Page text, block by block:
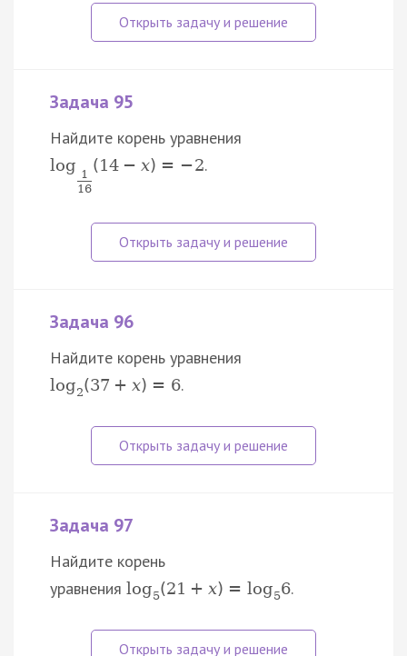
Задача 95
Найдите корень уравнения
log 1
16
(14 − x) = −2.
Задача 96
Найдите корень уравнения
log2(37 + x) = 6.
Задача 97
Найдите корень
уравнения log5(21 + x) = log56.